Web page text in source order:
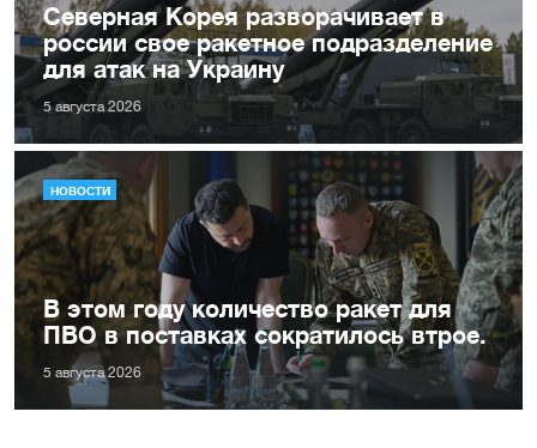
Северная Корея разворачивает в
россии свое ракетное подразделение
для атак на Украину
5 августа 2026
НОВОСТИ
В этом году количество ракет для
ПВО в поставках сократилось втрое.
5 августа 2026